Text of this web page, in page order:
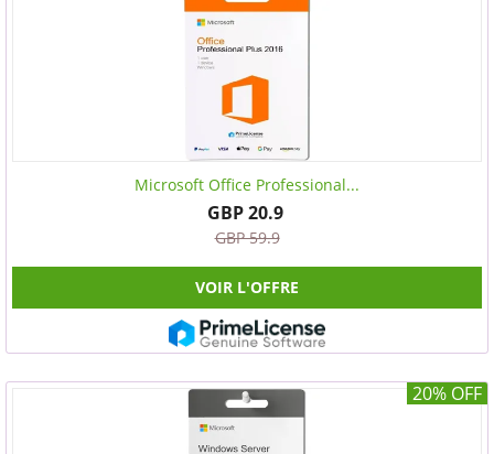
Microsoft Office Professional...
GBP 20.9
GBP 59.9
VOIR L'OFFRE
20% OFF